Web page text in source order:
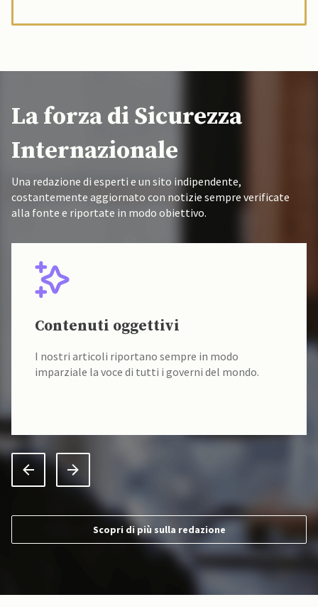
La forza di Sicurezza
Internazionale
Una redazione di esperti e un sito indipendente,
costantemente aggiornato con notizie sempre verificate
alla fonte e riportate in modo obiettivo.
Contenuti oggettivi
I nostri articoli riportano sempre in modo
imparziale la voce di tutti i governi del mondo.
Scopri di più sulla redazione